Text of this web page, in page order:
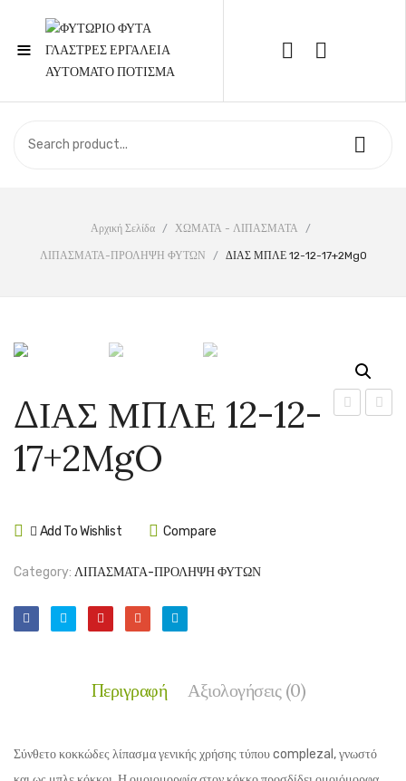
≡
Call Support: 210 6857844
ΣΧΕΤΙΚΆ ΜΕ ΕΜΆΣ
ΕΠΙΚΟΙΝΩΝΊΑ
Αρχική Σελίδα / ΧΩΜΑΤΑ - ΛΙΠΑΣΜΑΤΑ /
ΛΙΠΑΣΜΑΤΑ-ΠΡΟΛΗΨΗ ΦΥΤΩΝ / ΔΙΑΣ ΜΠΛΕ 12-12-17+2MgO
ΔΙΑΣ ΜΠΛΕ 12-12-
17+2MgO
Add To Wishlist Compare
Category: ΛΙΠΑΣΜΑΤΑ-ΠΡΟΛΗΨΗ ΦΥΤΩΝ
Περιγραφή Αξιολογήσεις (0)
Σύνθετο κοκκώδες λίπασμα γενικής χρήσης τύπου complezal, γνωστό